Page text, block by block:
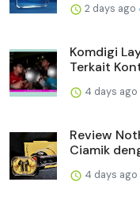
2 days ago
Komdigi
Terkait
4 days ago
Review
Ciamik
4 days ago